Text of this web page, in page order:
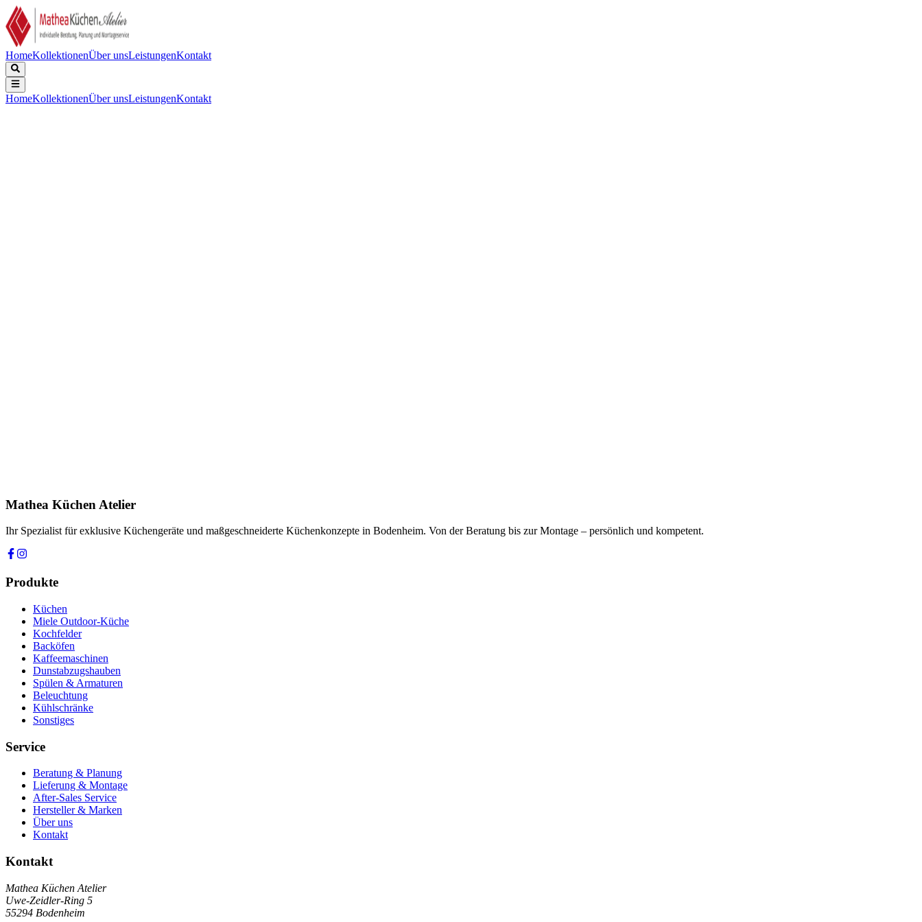
HomeKollektionenÜber unsLeistungenKontakt
HomeKollektionenÜber unsLeistungenKontakt
Ich stimme zu, dass meine Angaben zur Kontaktaufnahme und für Rückfragen dauerhaft gespeichert werden. Die
Anfrage absenden
Mathea Küchen Atelier
Ihr Spezialist für exklusive Küchengeräte und maßgeschneiderte Küchenkonzepte in Bodenheim. Von der Beratung bis zur Montage – persönlich und kompetent.
Produkte
Küchen
Miele Outdoor-Küche
Kochfelder
Backöfen
Kaffeemaschinen
Dunstabzugshauben
Spülen & Armaturen
Beleuchtung
Kühlschränke
Sonstiges
Service
Beratung & Planung
Lieferung & Montage
After-Sales Service
Hersteller & Marken
Über uns
Kontakt
Kontakt
Mathea Küchen Atelier
Uwe-Zeidler-Ring 5
55294 Bodenheim